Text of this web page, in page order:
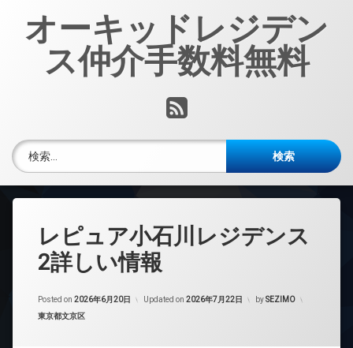
オーキッドレジデン
ス仲介手数料無料
RSS
検索:
レピュア小石川レジデンス
2詳しい情報
Posted on 2026年6月20日 Updated on 2026年7月22日 bySEZIMO
カテゴリー:
東京都文京区